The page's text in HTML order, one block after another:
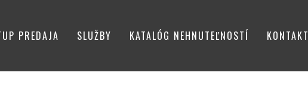
PREDAJA SLUŽBY KATALÓG NEHNUTEĽNOSTÍ KONTAKT